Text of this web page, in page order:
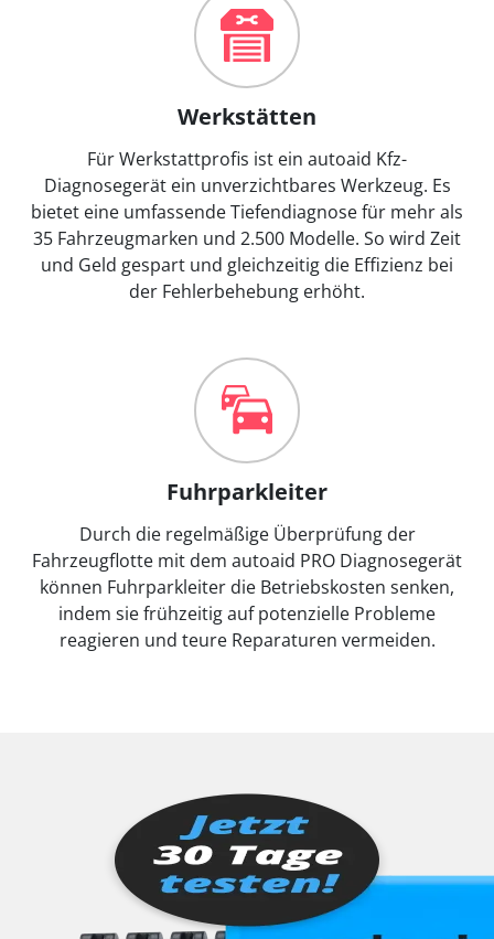
Werkstätten
Für Werkstattprofis ist ein autoaid Kfz-
Diagnosegerät ein unverzichtbares Werkzeug. Es
bietet eine umfassende Tiefendiagnose für mehr als
35 Fahrzeugmarken und 2.500 Modelle. So wird Zeit
und Geld gespart und gleichzeitig die Effizienz bei
der Fehlerbehebung erhöht.
Fuhrparkleiter
Durch die regelmäßige Überprüfung der
Fahrzeugflotte mit dem autoaid PRO Diagnosegerät
können Fuhrparkleiter die Betriebskosten senken,
indem sie frühzeitig auf potenzielle Probleme
reagieren und teure Reparaturen vermeiden.